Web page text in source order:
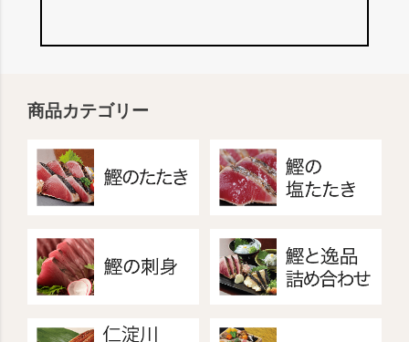
商品カテゴリー